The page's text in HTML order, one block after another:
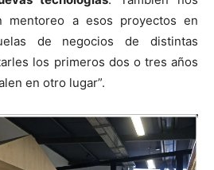
mentoreo a esos proyectos en
de negocios de distintas
los primeros dos o tres años
en otro lugar”.